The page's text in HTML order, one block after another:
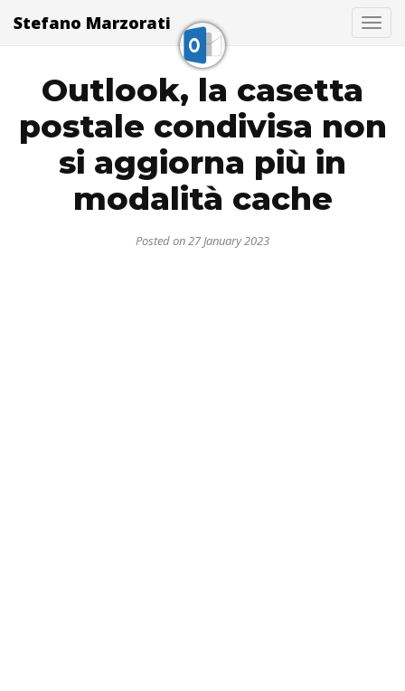
Stefano Marzorati
Outlook, la casetta
postale condivisa non
si aggiorna più in
modalità cache
Posted on 27 January 2023